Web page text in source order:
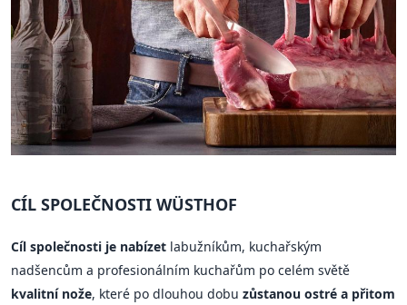
CÍL SPOLEČNOSTI WÜSTHOF
Cíl společnosti je nabízet labužníkům, kuchařským
nadšencům a profesionálním kuchařům po celém světě
kvalitní nože, které po dlouhou dobu zůstanou ostré a přitom